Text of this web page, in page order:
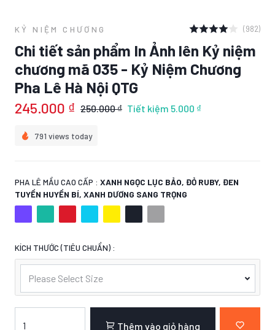
KỶ NIỆM CHƯƠNG (982)
Chi tiết sản phẩm In Ảnh lên Kỷ niệm
chương mã 035 - Kỷ Niệm Chương
Pha Lê Hà Nội QTG
245.000 ₫ 250.000 ₫ Tiết kiệm 5.000 ₫
791 views today
PHA LÊ MẦU CAO CẤP : XANH NGỌC LỤC BẢO, ĐỎ RUBY, ĐEN
TUYỀN HUYỀN BÍ, XANH DƯƠNG SANG TRỌNG
KÍCH THƯỚC (TIÊU CHUẨN) :
Please Select Size
Thêm vào giỏ hàng